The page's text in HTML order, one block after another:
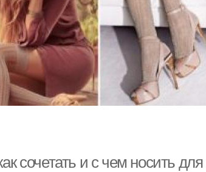
сочетать и с чем носить для